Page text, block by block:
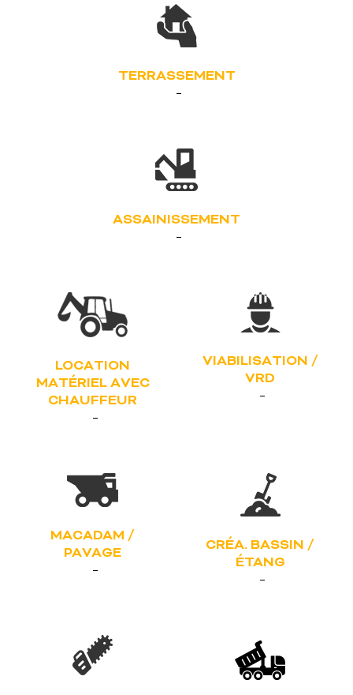
TERRASSEMENT
ASSAINISSEMENT
LOCATION
MATÉRIEL AVEC
CHAUFFEUR
VIABILISATION /
VRD
MACADAM /
PAVAGE
CRÉA. BASSIN /
ÉTANG